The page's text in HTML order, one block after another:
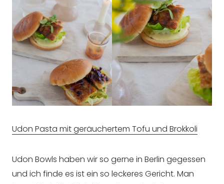
Udon Pasta mit geräuchertem Tofu und Brokkoli
Udon Bowls haben wir so gerne in Berlin gegessen
und ich finde es ist ein so leckeres Gericht. Man